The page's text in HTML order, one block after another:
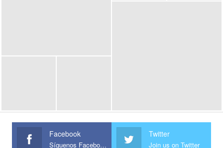
Facebook
Síguenos Facebook
Twitter
Join us on Twitter